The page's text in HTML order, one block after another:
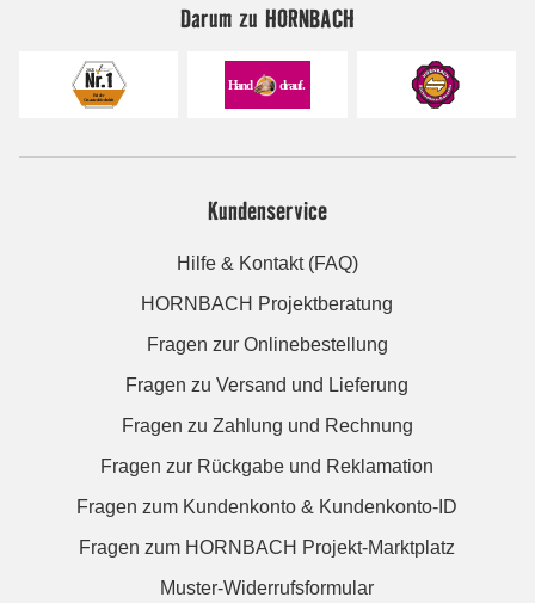
Darum zu HORNBACH
Kundenservice
Hilfe & Kontakt (FAQ)
HORNBACH Projektberatung
Fragen zur Onlinebestellung
Fragen zu Versand und Lieferung
Fragen zu Zahlung und Rechnung
Fragen zur Rückgabe und Reklamation
Fragen zum Kundenkonto & Kundenkonto-ID
Fragen zum HORNBACH Projekt-Marktplatz
Muster-Widerrufsformular